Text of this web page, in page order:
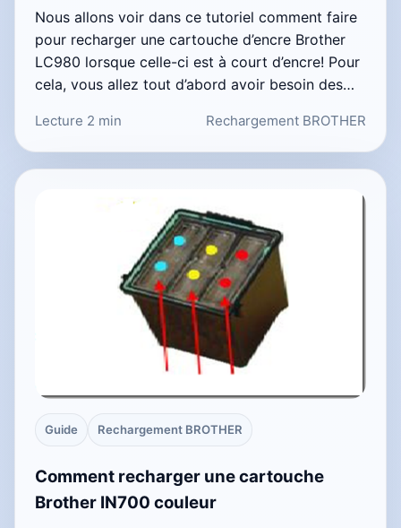
Nous allons voir dans ce tutoriel comment faire
pour recharger une cartouche d’encre Brother
LC980 lorsque celle-ci est à court d’encre! Pour
cela, vous allez tout d’abord avoir besoin des…
Lecture 2 min Rechargement BROTHER
Guide Rechargement BROTHER
Comment recharger une cartouche
Brother IN700 couleur